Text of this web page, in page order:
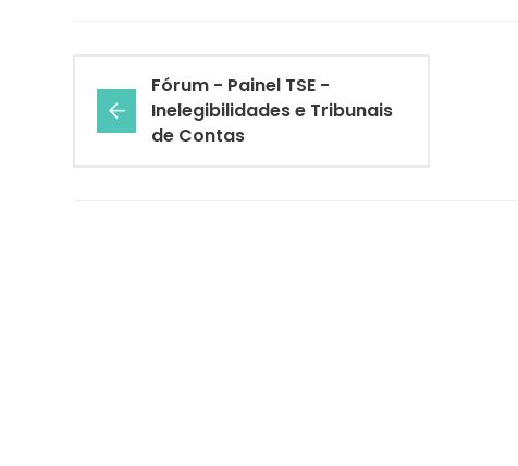
Fórum - Painel TSE -
Inelegibilidades e Tribunais
de Contas